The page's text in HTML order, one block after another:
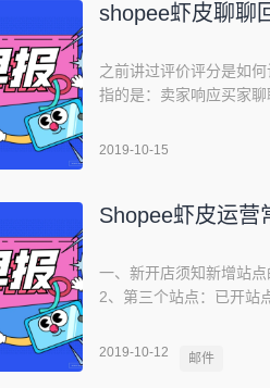
shopee虾皮聊聊
之前讲过评价评分是如
指的是：卖家响应买家
90天内所收到的聊聊和
2019-10-15
Shopee虾皮运营
一、新开店须知新增站
2、第三个站点：已开站
求（同一站点）：1、第
ADO（日均出单）＞10
2019-10-12 邮件